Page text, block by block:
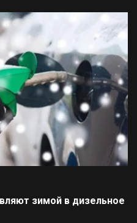
зимой в дизельное